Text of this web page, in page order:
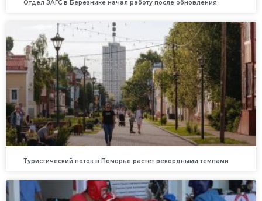
Отдел ЗАГС в Березнике начал работу после обновления
Туристический поток в Поморье растет рекордными темпами